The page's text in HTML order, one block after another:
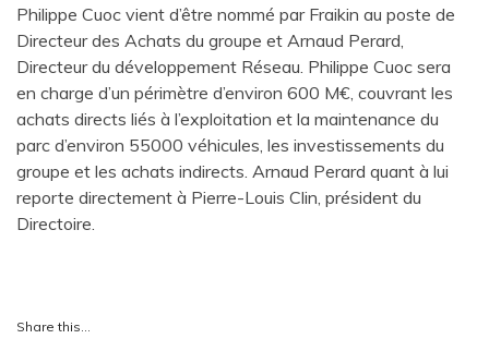
Philippe Cuoc vient d’être nommé par Fraikin au poste de
Directeur des Achats du groupe et Arnaud Perard,
Directeur du développement Réseau. Philippe Cuoc sera
en charge d’un périmètre d’environ 600 M€, couvrant les
achats directs liés à l’exploitation et la maintenance du
parc d’environ 55000 véhicules, les investissements du
groupe et les achats indirects. Arnaud Perard quant à lui
reporte directement à Pierre-Louis Clin, président du
Directoire.
Share this…